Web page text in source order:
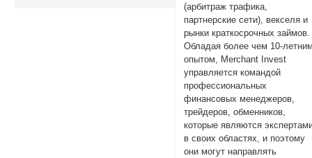
(арбитраж трафика,
партнерские сети), векселя и
рынки краткосрочных займов.
Обладая более чем 10-
опытом, Merchant Invest
управляется командой
профессиональных
финансовых менеджеров,
трейдеров, обменников,
которые являются
в своих областях, и поэтому
они могут направлять